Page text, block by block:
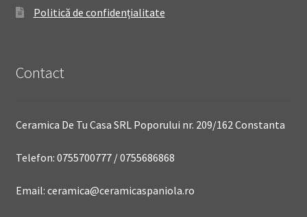
Politică de confidențialitate
Contact
Ceramica De Tu Casa SRL Poporului nr. 209/162 Constanta
Telefon: 0755700777 / 0755686868
Email: ceramica@ceramicaspaniola.ro